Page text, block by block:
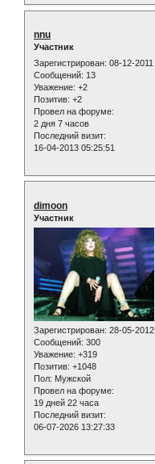
nnu
Участник
Зарегистрирован: 08-12-2011
Сообщений: 13
Уважение: +2
Позитив: +2
Провел на форуме:
2 дня 7 часов
Последний визит:
16-04-2013 05:25:51
dimoon
Участник
Зарегистрирован: 28-05-2012
Сообщений: 300
Уважение: +319
Позитив: +1048
Пол: Мужской
Провел на форуме:
19 дней 22 часа
Последний визит:
06-07-2026 13:27:33